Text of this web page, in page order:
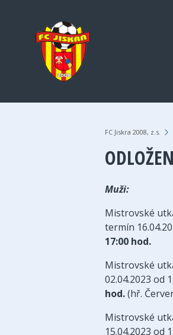
FC Jiskra 2008, z.s. ›
Muži:
Mistrovské
termín
17:00 hod.
Mistrovské
02.04.2023 od
hod.(hř.
Mistrovské
15.04.2023 od